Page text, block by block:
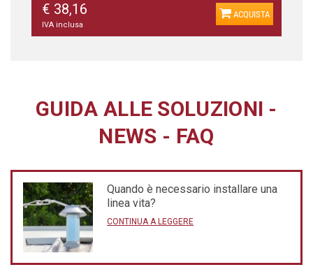
€ 38,16
IVA inclusa
ACQUISTA
GUIDA ALLE SOLUZIONI -
NEWS - FAQ
Quando è necessario installare una
linea vita?
CONTINUA A LEGGERE